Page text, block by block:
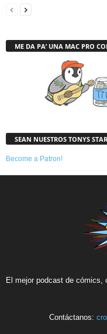
ME DA PA’ UNA MAC PRO
SEAN NUESTROS TONYS
Become a Patron!
El mejor podcast de
Contáctanos: